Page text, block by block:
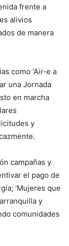
frente a
alivios
de manera
como ‘Air-e a
una Jornada
en marcha
y
campañas y
el pago de
‘Mujeres que
y
comunidades